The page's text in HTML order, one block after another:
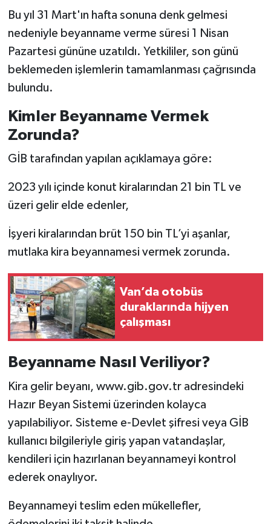
Bu yıl 31 Mart'ın hafta sonuna denk gelmesi
nedeniyle beyanname verme süresi 1 Nisan
Pazartesi gününe uzatıldı. Yetkililer, son günü
beklemeden işlemlerin tamamlanması çağrısında
bulundu.
Kimler Beyanname Vermek
Zorunda?
GİB tarafından yapılan açıklamaya göre:
2023 yılı içinde konut kiralarından 21 bin TL ve
üzeri gelir elde edenler,
İşyeri kiralarından brüt 150 bin TL’yi aşanlar,
mutlaka kira beyannamesi vermek zorunda.
Van’da otobüs
duraklarında hijyen
çalışması
Beyanname Nasıl Veriliyor?
Kira gelir beyanı, www.gib.gov.tr adresindeki
Hazır Beyan Sistemi üzerinden kolayca
yapılabiliyor. Sisteme e-Devlet şifresi veya GİB
kullanıcı bilgileriyle giriş yapan vatandaşlar,
kendileri için hazırlanan beyannameyi kontrol
ederek onaylıyor.
Beyannameyi teslim eden mükellefler,